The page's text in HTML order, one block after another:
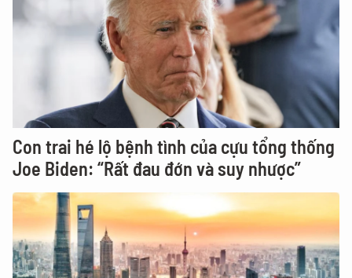
Con trai hé lộ bệnh tình của cựu tổng thống
Joe Biden: “Rất đau đớn và suy nhược”